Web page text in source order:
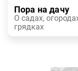
Пора на дачу
О садах,
грядках